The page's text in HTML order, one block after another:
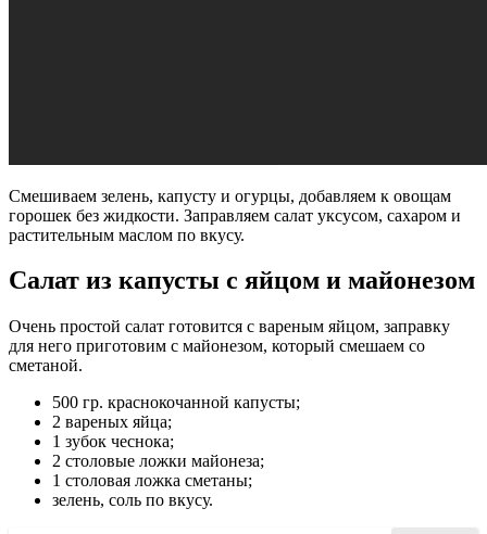
Смешиваем зелень, капусту и огурцы, добавляем к овощам
горошек без жидкости. Заправляем салат уксусом, сахаром и
растительным маслом по вкусу.
Салат из капусты с яйцом и майонезом
Очень простой салат готовится с вареным яйцом, заправку
для него приготовим с майонезом, который смешаем со
сметаной.
500 гр. краснокочанной капусты;
2 вареных яйца;
1 зубок чеснока;
2 столовые ложки майонеза;
1 столовая ложка сметаны;
зелень, соль по вкусу.